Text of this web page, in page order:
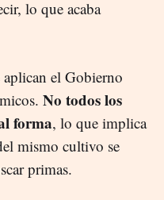
lo que acaba
aplican el Gobierno
No todos los
forma, lo que implica
mismo cultivo se
primas.